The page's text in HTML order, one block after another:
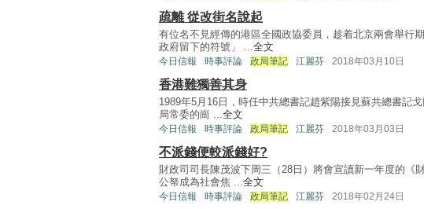
疏離 從改街名說起
有位名不見經傳的港區全國政協委員，趁着北京兩會舉行
政府留下的符號」 ...全文
今日信報 時事評論 政局筆記 江麗芬 2018年03月10日
香港難獨善其身
1989年5月16日，時任中共總書記趙紫陽接見蘇共總書記
局常委的崗 ...全文
今日信報 時事評論 政局筆記 江麗芬 2018年03月03日
不派錢便較派錢好?
財政司司長陳茂波下周三（28日）將會宣讀新一年度的《
公帑成為社會焦 ...全文
今日信報 時事評論 政局筆記 江麗芬 2018年02月24日